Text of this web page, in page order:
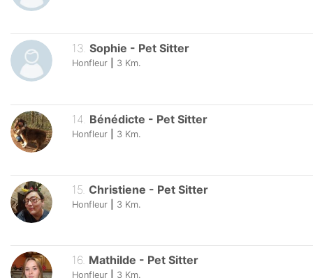
13. Sophie - Pet Sitter
Honfleur 3 Km.
14 Bénédicte - Pet Sitter
Honfleur 3 Km.
15 Christiene - Pet Sitter
Honfleur 3 Km.
16 Mathilde - Pet Sitter
Honfleur 3 Km.